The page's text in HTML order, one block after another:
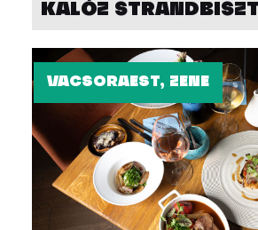
KALÓZ
VACSORAEST, ZENE